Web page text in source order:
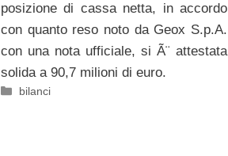
posizione di cassa netta, in accordo
con quanto reso noto da Geox S.p.A.
con una nota ufficiale, si Ã¨ attestata
solida a 90,7 milioni di euro.
Categorie
bilanci